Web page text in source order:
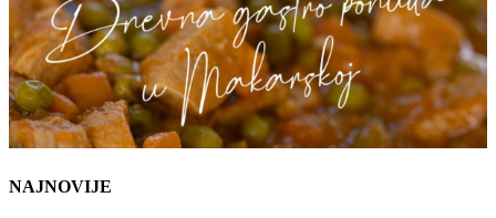
NAJNOVIJE